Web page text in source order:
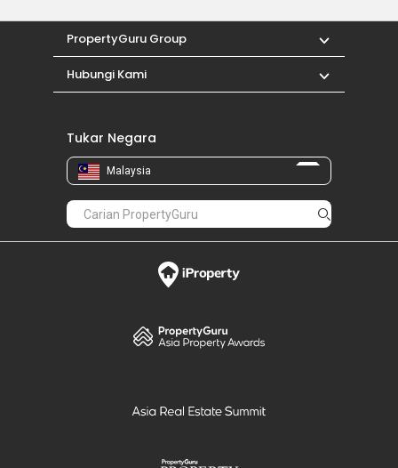
PropertyGuru Group
Hubungi Kami
Tukar Negara
Malaysia